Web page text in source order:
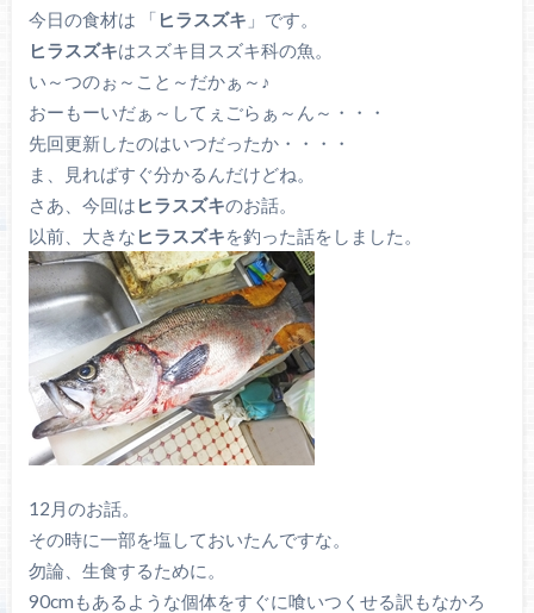
今日の食材は 「 ヒラスズキ 」です。
ヒラスズキはスズキ目スズキ科の魚。
い～つのぉ～こと～だかぁ～♪
おーもーいだぁ～してぇごらぁ～ん～・・・
先回更新したのはいつだったか・・・・
ま、見ればすぐ分かるんだけどね。
さあ、今回は ヒラスズキのお話。
以前、大きな ヒラスズキを釣った話をしました。
12月のお話。
その時に一部を塩しておいたんですな。
勿論、生食するために。
90cmもあるような個体をすぐに喰いつくせる訳もなかろ